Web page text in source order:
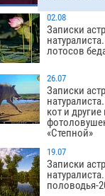
02.08
Записки
лотосов
26.07
Записки
кот и
«Степной»
19.07
Записки
половодья-